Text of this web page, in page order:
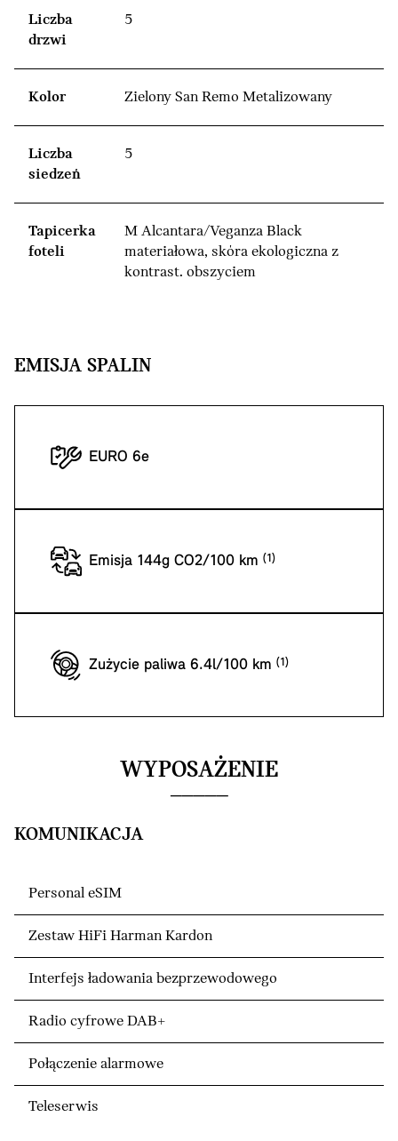
Liczba
drzwi
5
Kolor Zielony San Remo Metalizowany
Liczba
siedzeń
5
Tapicerka
foteli
M Alcantara/Veganza Black
materiałowa, skóra ekologiczna z
kontrast. obszyciem
EMISJA SPALIN
EURO 6e
Emisja 144g CO2/100 km
Zużycie paliwa 6.4l/100 km
WYPOSAŻENIE
KOMUNIKACJA
Personal eSIM
Zestaw HiFi Harman Kardon
Interfejs ładowania bezprzewodowego
Radio cyfrowe DAB+
Połączenie alarmowe
Teleserwis